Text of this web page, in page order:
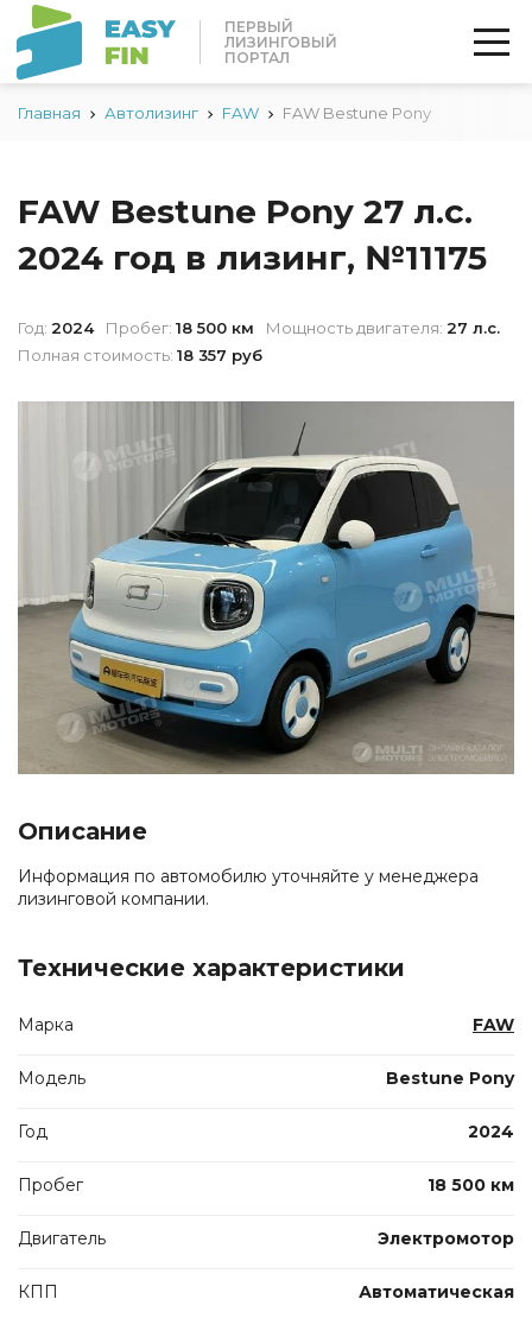
ПЕРВЫЙ
ЛИЗИНГОВЫЙ
ПОРТАЛ
Главная Автолизинг FAW FAW Bestune Pony
FAW Bestune Pony 27 л.с.
2024 год в лизинг, №11175
Год: 2024 Пробег: 18 500 км Мощность двигателя: 27 л.с.
Полная стоимость: 18 357 руб
Описание
Информация по автомобилю уточняйте у менеджера
лизинговой компании.
Технические характеристики
Марка FAW
Модель Bestune Pony
Год 2024
Пробег 18 500 км
Двигатель Электромотор
КПП Автоматическая